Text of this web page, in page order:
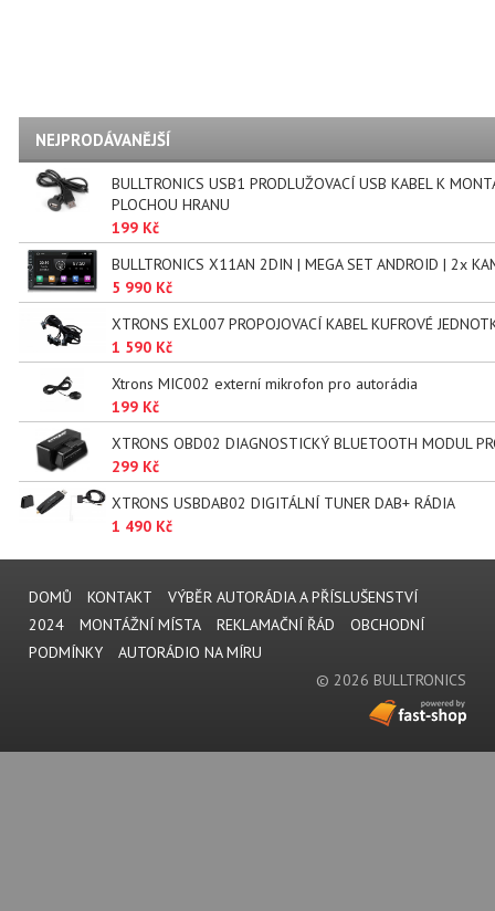
NEJPRODÁVANĚJŠÍ
BULLTRONICS USB1 PRODLUŽOVACÍ USB KABEL K
PLOCHOU HRANU
199 Kč
BULLTRONICS X11AN 2DIN | MEGA SET ANDROID | 2x
5 990 Kč
XTRONS EXL007 PROPOJOVACÍ KABEL KUFROVÉ
1 590 Kč
Xtrons MIC002 externí mikrofon pro autorádia
199 Kč
XTRONS OBD02 DIAGNOSTICKÝ BLUETOOTH MODUL
299 Kč
XTRONS USBDAB02 DIGITÁLNÍ TUNER DAB+ RÁDIA
1 490 Kč
DOMŮ KONTAKT
VÝBĚR AUTORÁDIA A PŘÍSLUŠENSTVÍ
2024
MONTÁŽNÍ MÍSTA REKLAMAČNÍ ŘÁD
OBCHODNÍ
PODMÍNKY
AUTORÁDIO NA MÍRU
© 2026 BULLTRONICS